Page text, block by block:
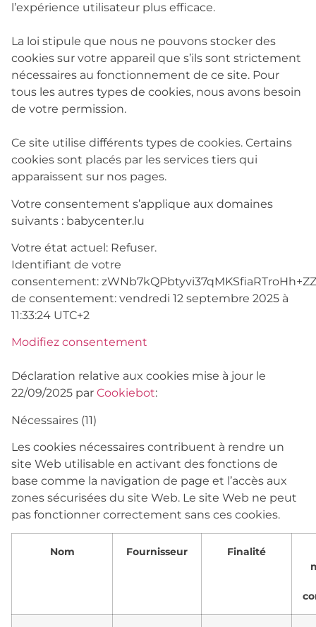
l’expérience utilisateur plus efficace.
La loi stipule que nous ne pouvons stocker des
cookies sur votre appareil que s’ils sont strictement
nécessaires au fonctionnement de ce site. Pour
tous les autres types de cookies, nous avons besoin
de votre permission.
Ce site utilise différents types de cookies. Certains
cookies sont placés par les services tiers qui
apparaissent sur nos pages.
Votre consentement s’applique aux domaines
suivants : babycenter.lu
Votre état ​​actuel: Refuser.
Identifiant de votre
consentement:
de consentement: vendredi 12 septembre 2025 à
11:33:24 UTC+2
Modifiez consentement
Déclaration relative aux cookies mise à jour le
22/09/2025 par Cookiebot:
Nécessaires (11)
Les cookies nécessaires contribuent à rendre un
site Web utilisable en activant des fonctions de
base comme la navigation de page et l’accès aux
zones sécurisées du site Web. Le site Web ne peut
pas fonctionner correctement sans ces cookies.
Nom Fournisseur
Finalité